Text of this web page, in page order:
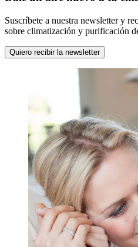
Suscríbete a nuestra newsletter y
sobre climatización y purificación
Quiero recibir la newsletter